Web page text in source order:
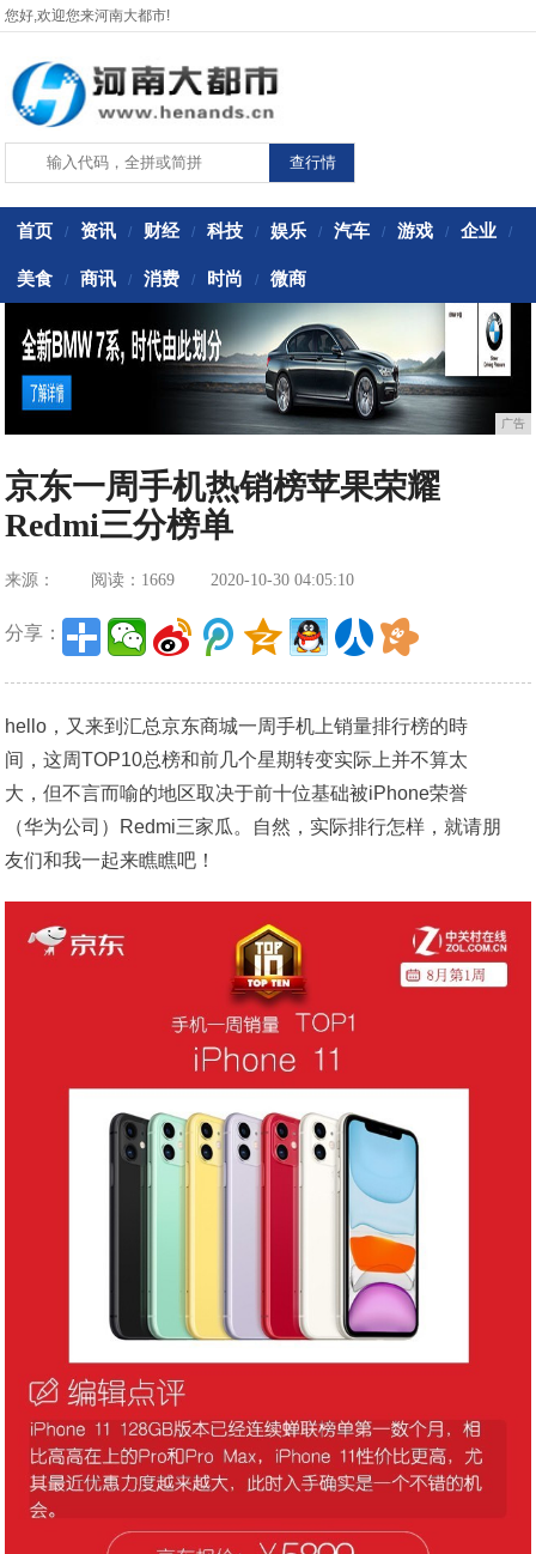
您好,欢迎您来河南大都市!
首页 / 资讯 / 财经 / 科技 / 娱乐 / 汽车 / 游戏 / 企业 /
美食 / 商讯 / 消费 / 时尚 / 微商
广告
京东一周手机热销榜苹果荣耀
Redmi三分榜单
来源： 阅读：1669 2020-10-30 04:05:10
分享：
hello，又来到汇总京东商城一周手机上销量排行榜的時
间，这周TOP10总榜和前几个星期转变实际上并不算太
大，但不言而喻的地区取决于前十位基础被iPhone荣誉
（华为公司）Redmi三家瓜。自然，实际排行怎样，就请朋
友们和我一起来瞧瞧吧！